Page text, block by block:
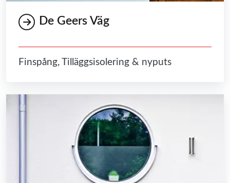
De Geers Väg
Finspång, Tilläggsisolering & nyputs